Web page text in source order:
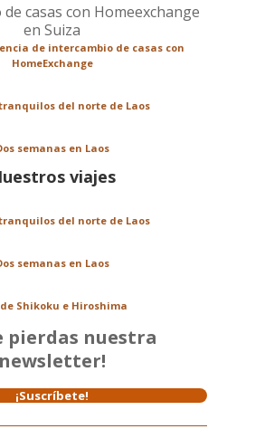
de intercambio de casas con
HomeExchange
del norte de Laos
semanas en Laos
viajes
del norte de Laos
semanas en Laos
Shikoku e Hiroshima
pierdas nuestra
newsletter!
¡Suscríbete!